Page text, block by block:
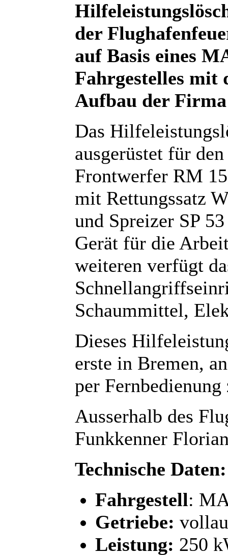
der
auf Basis eines
Fahrgestelles mit
Aufbau der
Das
ausgerüstet für
Frontwerfer RM
mit Rettungssatz
und Spreizer SP
Gerät für die
weiteren verfügt
Schaummittel,
Dieses
erste in Bremen,
per
Ausserhalb des
Funkkenner
Technische Daten:
Fahrgestell:
Getriebe:
Leistung: 250